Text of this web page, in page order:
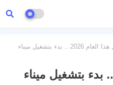
خلال هذا العام 2026 .. بدء بتشغيل ميناء
خلال هذا العام 2026 .. بدء بتشغيل ميناء